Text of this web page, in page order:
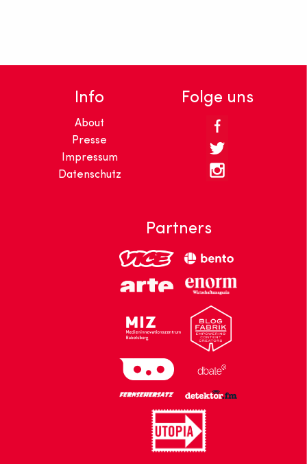
Info
About
Presse
Impressum
Datenschutz
Folge uns
Partners